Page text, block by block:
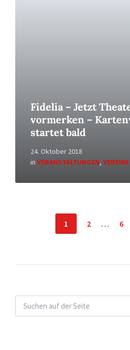
Fidelia – Jetzt
vormerken –
startet bald
24. Oktober 2018
in VERANSTALTUNGEN, VEREINE
Beiträge
1 2 … 6